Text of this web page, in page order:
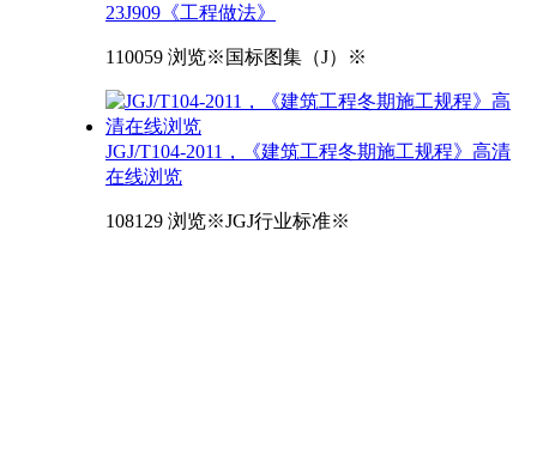
23J909《工程做法》
110059 浏览※国标图集（J）※
JGJ/T104-2011，《建筑工程冬期施工规程》高清
在线浏览
108129 浏览※JGJ行业标准※